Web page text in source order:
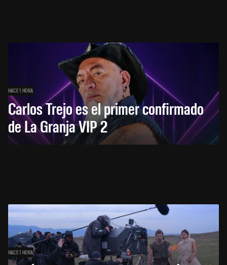
HACE 1 HORA
Carlos Trejo es el primer confirmado
de La Granja VIP 2
HACE 1 HORA